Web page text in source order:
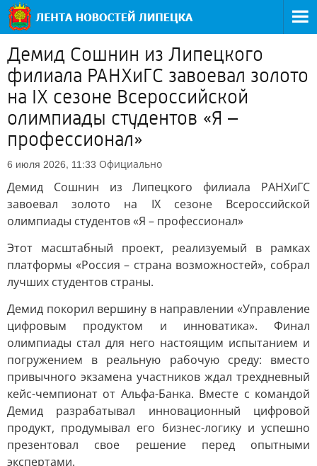
Демид Сошнин из Липецкого
филиала РАНХиГС завоевал золото
на IX сезоне Всероссийской
олимпиады студентов «Я –
профессионал»
6 июля 2026, 11:33 Официально
Демид Сошнин из Липецкого филиала РАНХиГС
завоевал золото на IX сезоне Всероссийской
олимпиады студентов «Я – профессионал»
Этот масштабный проект, реализуемый в рамках
платформы «Россия – страна возможностей», собрал
лучших студентов страны.
Демид покорил вершину в направлении «Управление
цифровым продуктом и инноватика». Финал
олимпиады стал для него настоящим испытанием и
погружением в реальную рабочую среду: вместо
привычного экзамена участников ждал трехдневный
кейс-чемпионат от Альфа-Банка. Вместе с командой
Демид разрабатывал инновационный цифровой
продукт, продумывал его бизнес-логику и успешно
презентовал свое решение перед опытными
экспертами.